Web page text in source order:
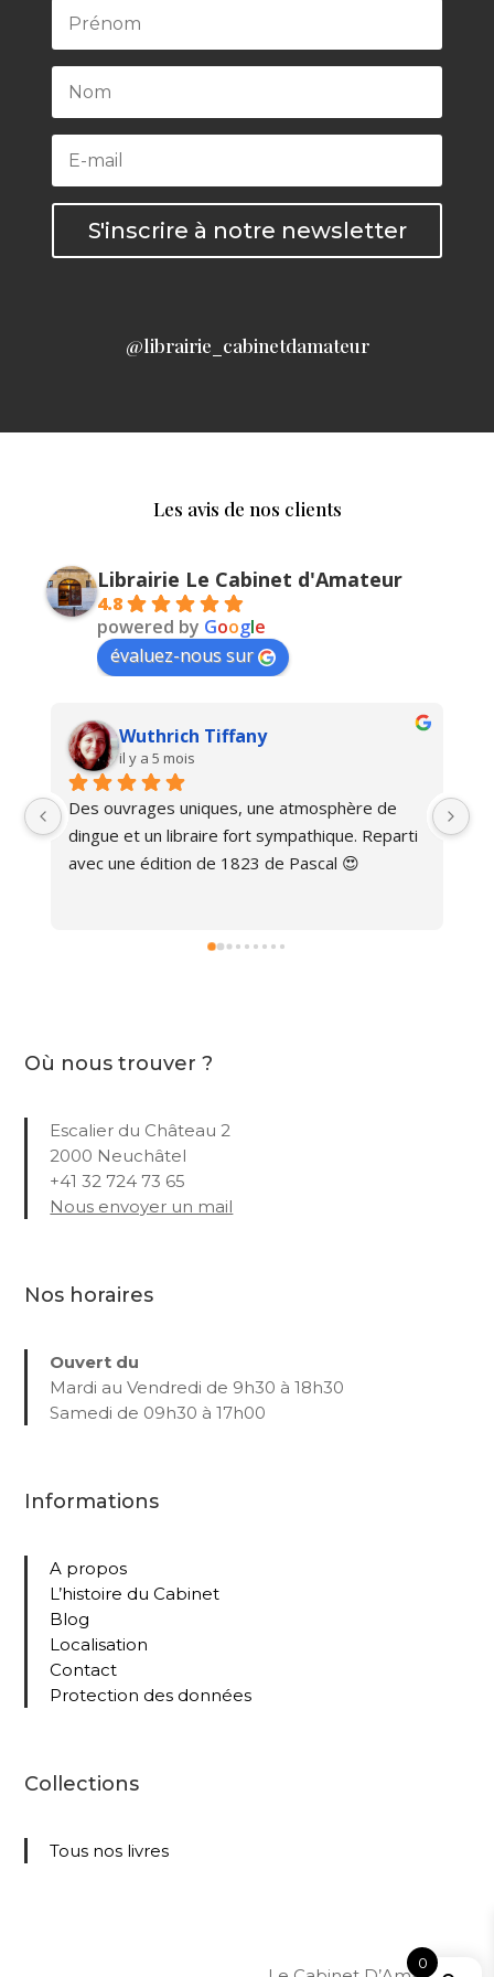
S'inscrire à notre newsletter
@librairie_cabinetdamateur
Les avis de nos clients
Librairie Le Cabinet d'Amateur
4.8
powered by Google
évaluez-nous sur
Wuthrich Tiffany
il y a 5 mois
Des ouvrages uniques, une atmosphère de
dingue et un libraire fort sympathique. Reparti
avec une édition de 1823 de Pascal 😍
Où nous trouver ?
Escalier du Château 2
2000 Neuchâtel
+41 32 724 73 65
Nous envoyer un mail
Nos horaires
Ouvert du
Mardi au Vendredi de 9h30 à 18h30
Samedi de 09h30 à 17h00
Informations
A propos
L’histoire du Cabinet
Blog
Localisation
Contact
Protection des données
Collections
Tous nos livres
0